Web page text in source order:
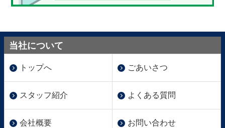
当社について
トップへ ごあいさつ
スタッフ紹介 よくある質問
会社概要 お問い合わせ